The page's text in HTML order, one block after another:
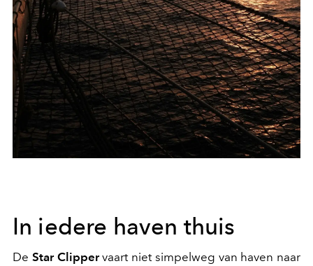
In iedere haven thuis
De Star Clippervaart niet simpelweg van haven naar